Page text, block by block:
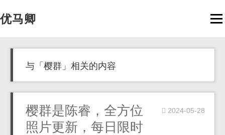
优马卿
与「樱群」相关的内容
樱群是陈睿，全方位
照片更新，每日限时
2024-05-28